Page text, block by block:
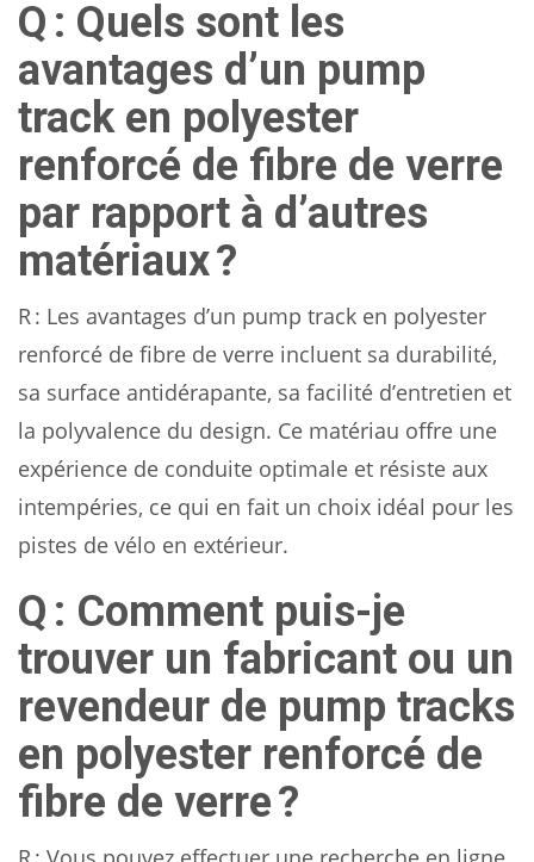
Q : Quels sont les
avantages d’un pump
track en polyester
renforcé de fibre de verre
par rapport à d’autres
matériaux ?
R : Les avantages d’un pump track en polyester
renforcé de fibre de verre incluent sa durabilité,
sa surface antidérapante, sa facilité d’entretien et
la polyvalence du design. Ce matériau offre une
expérience de conduite optimale et résiste aux
intempéries, ce qui en fait un choix idéal pour les
pistes de vélo en extérieur.
Q : Comment puis-je
trouver un fabricant ou un
revendeur de pump tracks
en polyester renforcé de
fibre de verre ?